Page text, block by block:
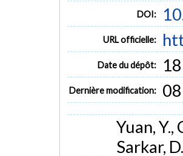
DOI:
URL officielle:
Date du dépôt:
Dernière modification:
Yuan, Y.,
Sarkar,